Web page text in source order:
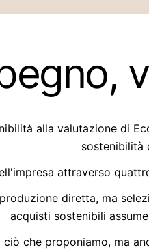
alla valutazione di
sostenibilità
attraverso
diretta, ma
acquisti sostenibili
che proponiamo, ma